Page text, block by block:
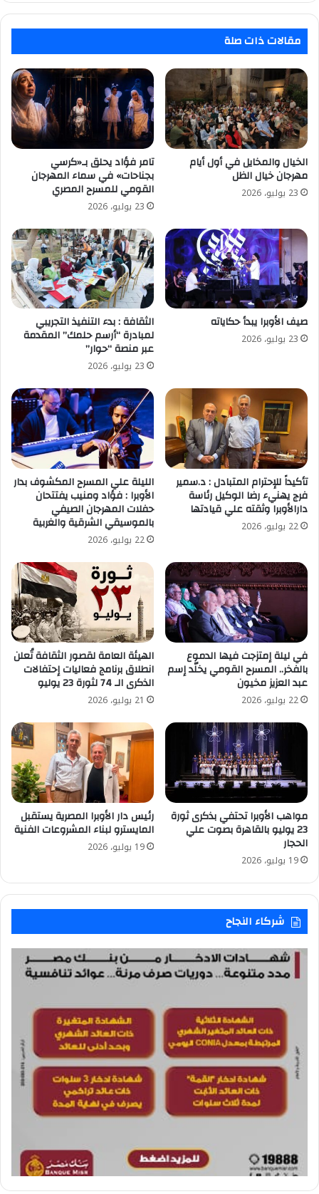
مقالات ذات صلة
الخيال والمخايل في أول أيام
مهرجان خيال الظل
23 يوليو، 2026
تامر فؤاد يحلق بـ«كرسي
بجناحات» في سماء المهرجان
القومي للمسرح المصري
23 يوليو، 2026
صيف الأوبرا يبدأ حكاياته
23 يوليو، 2026
الثقافة : بدء التنفيذ التجريبي
لمبادرة “أرسم حلمك” المقدمة
عبر منصة “حوار”
23 يوليو، 2026
تأكيداً للإحترام المتبادل : د.سمير
فرج يهنيء رضا الوكيل رئاسة
دارالأوبرا وثقته علي قيادتها
22 يوليو، 2026
الليلة علي المسرح المكشوف بدار
الأوبرا : فؤاد ومنيب يفتتحان
حفلات المهرجان الصيفي
بالموسيقي الشرقية والغربية
22 يوليو، 2026
في ليلة إمتزجت فيها الدموع
بالفخر.. المسرح القومي يخلّد إسم
عبد العزيز مخيون
22 يوليو، 2026
الهيئة العامة لقصور الثقافة تُعلن
انطلاق برنامج فعاليات إحتفالات
الذكرى الـ 74 لثورة 23 يوليو
21 يوليو، 2026
مواهب الأوبرا تحتفي بذكرى ثورة
23 يوليو بالقاهرة بصوت علي
الحجار
19 يوليو، 2026
رئيس دار الأوبرا المصرية يستقبل
المايسترو لبناء المشروعات الفنية
19 يوليو، 2026
شركاء النجاح